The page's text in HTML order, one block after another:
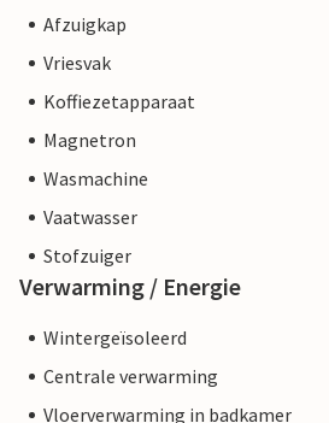
Afzuigkap
Vriesvak
Koffiezetapparaat
Magnetron
Wasmachine
Vaatwasser
Stofzuiger
Verwarming / Energie
Wintergeïsoleerd
Centrale verwarming
Vloerverwarming in badkamer